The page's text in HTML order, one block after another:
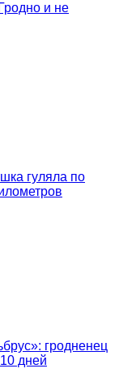
и не
гуляла по
гродненец
дней